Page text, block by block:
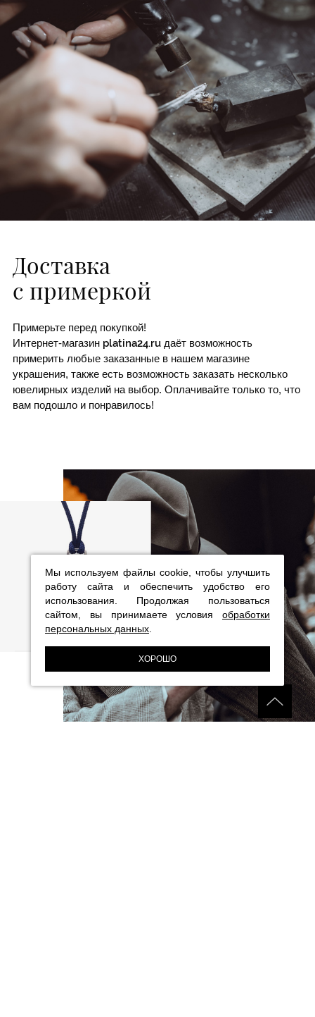
Доставка
с примеркой
Примерьте перед покупкой!
Интернет-магазин platina24.ru даёт возможность
примерить любые заказанные в нашем магазине
украшения, также есть возможность заказать несколько
ювелирных изделий на выбор. Оплачивайте только то, что
вам подошло и понравилось!
Мы используем файлы cookie, чтобы улучшить
работу сайта и обеспечить удобство его
использования. Продолжая пользоваться
сайтом, вы принимаете условия обработки
персональных данных
ХОРОШО